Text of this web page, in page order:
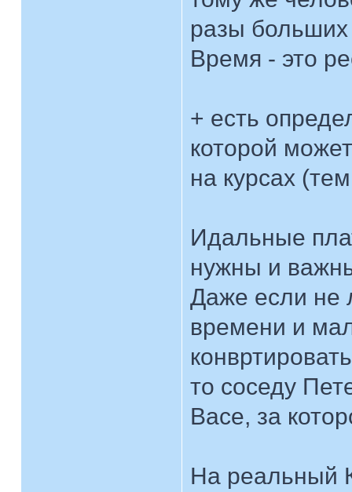
разы больших
Время - это
+ есть
которой
на курсах
Идальные
нужны и
Даже если не
времени и
то соседу
Васе, за
На реальный